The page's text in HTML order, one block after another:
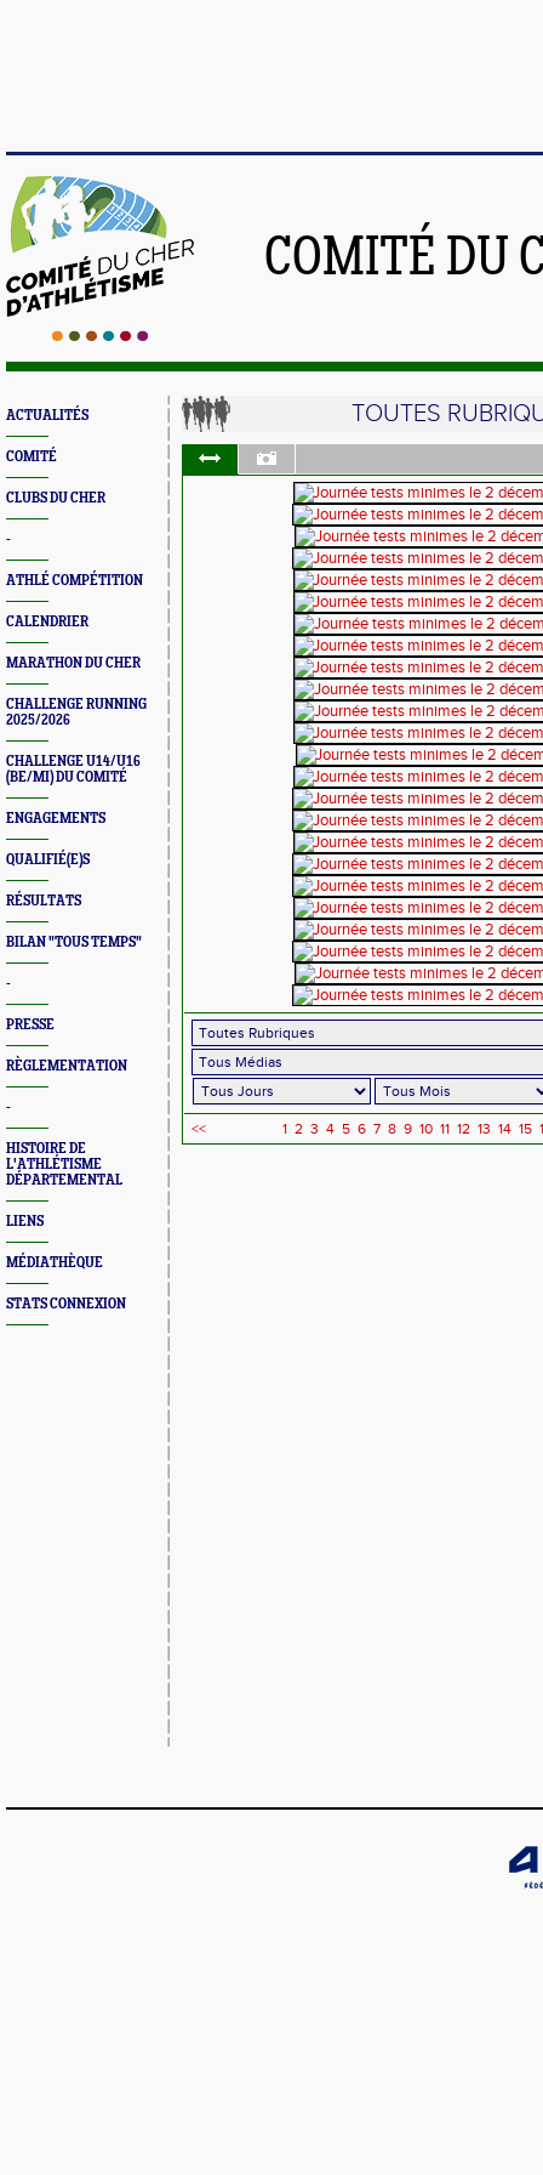
COMITÉ DU
ACTUALITÉS
COMITÉ
CLUBS DU CHER
-
ATHLÉ COMPÉTITION
CALENDRIER
MARATHON DU CHER
CHALLENGE RUNNING
2025/2026
CHALLENGE U14/U16
(BE/MI) DU COMITÉ
ENGAGEMENTS
QUALIFIÉ(E)S
RÉSULTATS
BILAN "TOUS TEMPS"
-
PRESSE
RÈGLEMENTATION
-
HISTOIRE DE
L'ATHLÉTISME
DÉPARTEMENTAL
LIENS
MÉDIATHÈQUE
STATS CONNEXION
TOUTES
<< 1 2 3 4 5 6 7 8 9 10 11 12 13 14 15